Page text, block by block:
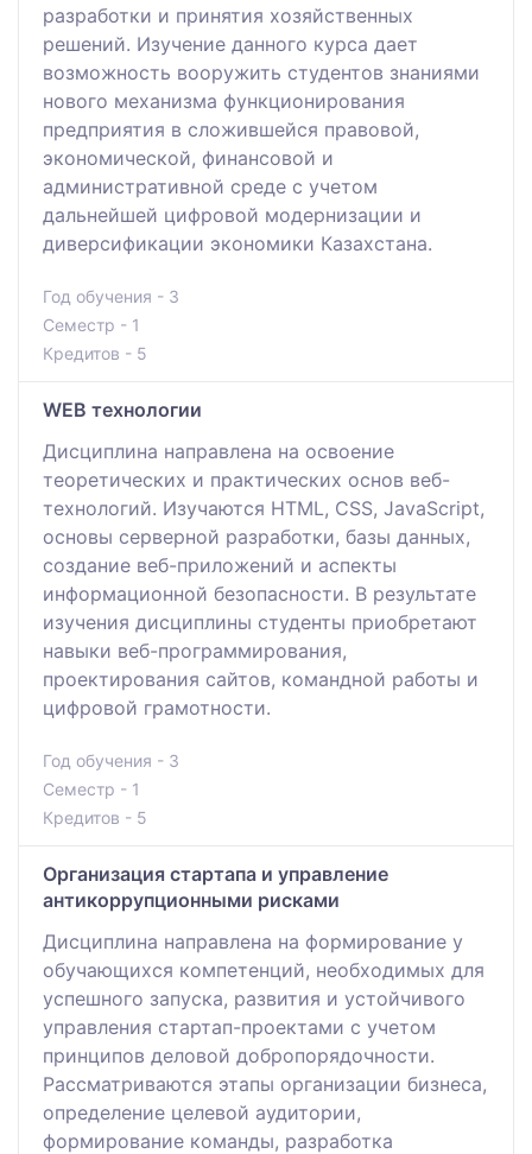
разработки и принятия хозяйственных
решений. Изучение данного курса дает
возможность вооружить студентов знаниями
нового механизма функционирования
предприятия в сложившейся правовой,
экономической, финансовой и
административной среде с учетом
дальнейшей цифровой модернизации и
диверсификации экономики Казахстана.
Год обучения - 3
Семестр - 1
Кредитов - 5
WEB технологии
Дисциплина направлена на освоение
теоретических и практических основ веб-
технологий. Изучаются HTML, CSS, JavaScript,
основы серверной разработки, базы данных,
создание веб-приложений и аспекты
информационной безопасности. В результате
изучения дисциплины студенты приобретают
навыки веб-программирования,
проектирования сайтов, командной работы и
цифровой грамотности.
Год обучения - 3
Семестр - 1
Кредитов - 5
Организация стартапа и управление
антикоррупционными рисками
Дисциплина направлена на формирование у
обучающихся компетенций, необходимых для
успешного запуска, развития и устойчивого
управления стартап-проектами с учетом
принципов деловой добропорядочности.
Рассматриваются этапы организации бизнеса,
определение целевой аудитории,
формирование команды, разработка